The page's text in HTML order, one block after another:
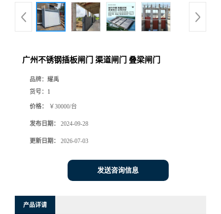
广州不锈钢插板闸门 渠道闸门 叠梁闸门
品牌： 耀禹
货号： 1
价格： ￥30000/台
发布日期： 2024-09-28
更新日期： 2026-07-03
发送咨询信息
产品详请